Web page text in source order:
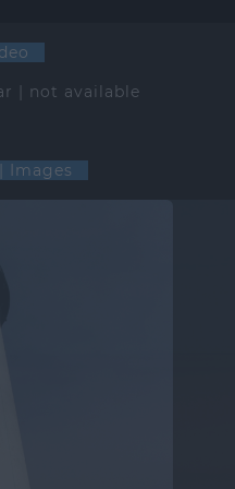
| not available
Images